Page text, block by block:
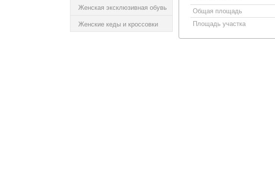
Женская эксклюзивная обувь
Женские кеды и кроссовки
Общая площадь
Площадь участка